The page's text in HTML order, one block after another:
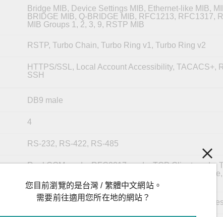
Bridge MIB, Device Settings MIB, Ethernet-like MIB,
BRIDGE MIB, Q-BRIDGE MIB, RFC1213, RFC1317,
MIB Groups 1, 2, 3, 9, RSTP MIB
RSTP, Turbo Chain, Turbo Ring v1, Turbo Ring v2
HTTPS/SSL, Local Account Accessibility, TACACS+,
SSH
DB9 male
4
RS-232, RS-422, RS-485
Real COM mode, RFC2217 mode, TCP Client mode,
Server mode, UDP mode, Modbus mode, DNP3
Raw Socket mode, Disabled
50 bps to 921.6 kbps (supports non-standard
您目前瀏覽的是台灣 / 繁體中文網站。
需要前往適用您所在地的網站？